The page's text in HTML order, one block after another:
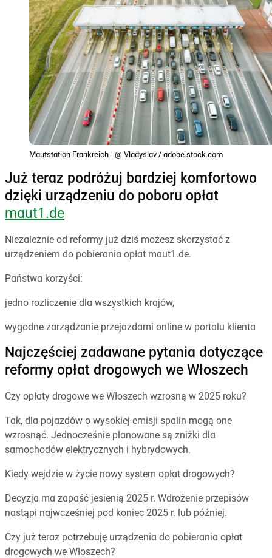
Mautstation Frankreich - @ Vladyslav / adobe.stock.com
Już teraz podróżuj bardziej komfortowo
dzięki urządzeniu do poboru opłat
maut1.de
Niezależnie od reformy już dziś możesz skorzystać z
urządzeniem do pobierania opłat maut1.de.
Państwa korzyści:
jedno rozliczenie dla wszystkich krajów,
wygodne zarządzanie przejazdami online w portalu klienta
Najczęściej zadawane pytania dotyczące
reformy opłat drogowych we Włoszech
Czy opłaty drogowe we Włoszech wzrosną w 2025 roku?
Tak, dla pojazdów o wysokiej emisji spalin mogą one
wzrosnąć. Jednocześnie planowane są zniżki dla
samochodów elektrycznych i hybrydowych.
Kiedy wejdzie w życie nowy system opłat drogowych?
Decyzja ma zapaść jesienią 2025 r. Wdrożenie przepisów
nastąpi najwcześniej pod koniec 2025 r. lub później.
Czy już teraz potrzebuję urządzenia do pobierania opłat
drogowych we Włoszech?